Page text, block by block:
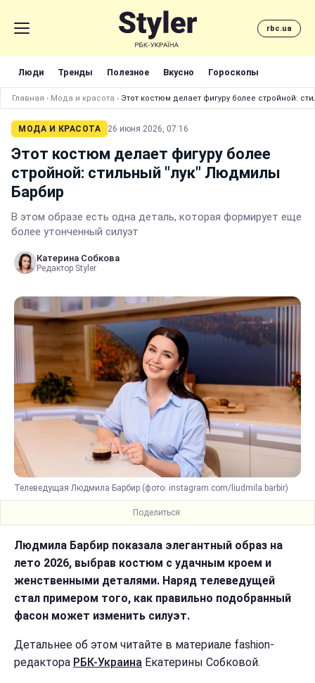
rbc.ua
Люди Тренды Полезное Вкусно Гороскопы
Главная › Мода и красота › Этот костюм делает фигуру более стройной:
МОДА И КРАСОТА 26 июня 2026, 07:16
Этот костюм делает фигуру более
стройной: стильный "лук" Людмилы
Барбир
В этом образе есть одна деталь, которая формирует еще
более утонченный силуэт
Катерина Собкова
Редактор Styler
Телеведущая Людмила Барбир (фото: instagram.com/liudmila.barbir)
Поделиться:
Людмила Барбир показала элегантный образ на
лето 2026, выбрав костюм с удачным кроем и
женственными деталями. Наряд телеведущей
стал примером того, как правильно подобранный
фасон может изменить силуэт.
Детальнее об этом читайте в материале fashion-
редактора РБК-Украина Екатерины Собковой.